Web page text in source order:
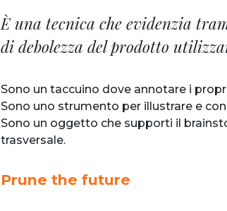
È una tecnica che evidenzia
di debolezza del prodotto
Sono un taccuino dove annotare i
Sono uno strumento per illustrare e
Sono un oggetto che supporti il
trasversale.
Prune the future